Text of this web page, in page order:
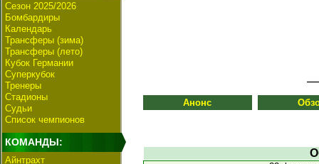
Сезон 2025/2026
Бомбардиры
Календарь
Трансферы (зима)
Трансферы (лето)
Кубок Германии
Суперкубок
Тренеры
Стадионы
Судьи
Список чемпионов
КОМАНДЫ:
Айнтрахт
Анонс